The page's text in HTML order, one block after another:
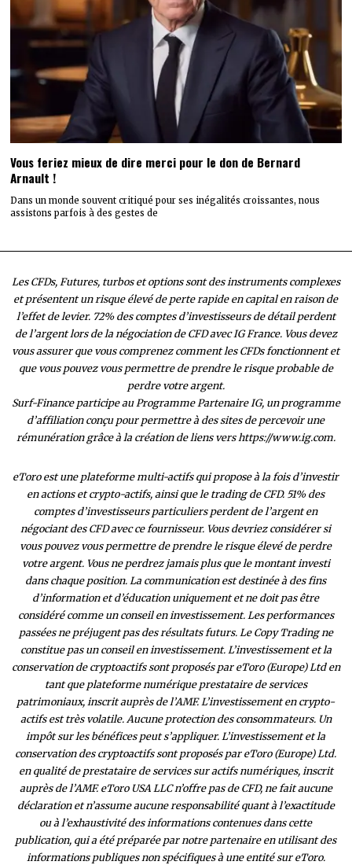
Vous feriez mieux de dire merci pour le don de Bernard
Arnault !
Dans un monde souvent critiqué pour ses inégalités croissantes, nous
assistons parfois à des gestes de
Les CFDs, Futures, turbos et options sont des instruments complexes
et présentent un risque élevé de perte rapide en capital en raison de
l’effet de levier. 72% des comptes d’investisseurs de détail perdent
de l’argent lors de la négociation de CFD avec IG France. Vous devez
vous assurer que vous comprenez comment les CFDs fonctionnent et
que vous pouvez vous permettre de prendre le risque probable de
perdre votre argent.
Surf-Finance participe au Programme Partenaire IG, un programme
d’affiliation conçu pour permettre à des sites de percevoir une
rémunération grâce à la création de liens vers https://www.ig.com.
eToro est une plateforme multi-actifs qui propose à la fois d’investir
en actions et crypto-actifs, ainsi que le trading de CFD. 51% des
comptes d’investisseurs particuliers perdent de l’argent en
négociant des CFD avec ce fournisseur. Vous devriez considérer si
vous pouvez vous permettre de prendre le risque élevé de perdre
votre argent. Vous ne perdrez jamais plus que le montant investi
dans chaque position. La communication est destinée à des fins
d’information et d’éducation uniquement et ne doit pas être
considéré comme un conseil en investissement. Les performances
passées ne préjugent pas des résultats futurs. Le Copy Trading ne
constitue pas un conseil en investissement. L’investissement et la
conservation de cryptoactifs sont proposés par eToro (Europe) Ltd en
tant que plateforme numérique prestataire de services
patrimoniaux, inscrit auprès de l’AMF. L’investissement en crypto-
actifs est très volatile. Aucune protection des consommateurs. Un
impôt sur les bénéfices peut s’appliquer. L’investissement et la
conservation des cryptoactifs sont proposés par eToro (Europe) Ltd.
en qualité de prestataire de services sur actifs numériques, inscrit
auprès de l’AMF. eToro USA LLC n’offre pas de CFD, ne fait aucune
déclaration et n’assume aucune responsabilité quant à l’exactitude
ou à l’exhaustivité des informations contenues dans cette
publication, qui a été préparée par notre partenaire en utilisant des
informations publiques non spécifiques à une entité sur eToro.